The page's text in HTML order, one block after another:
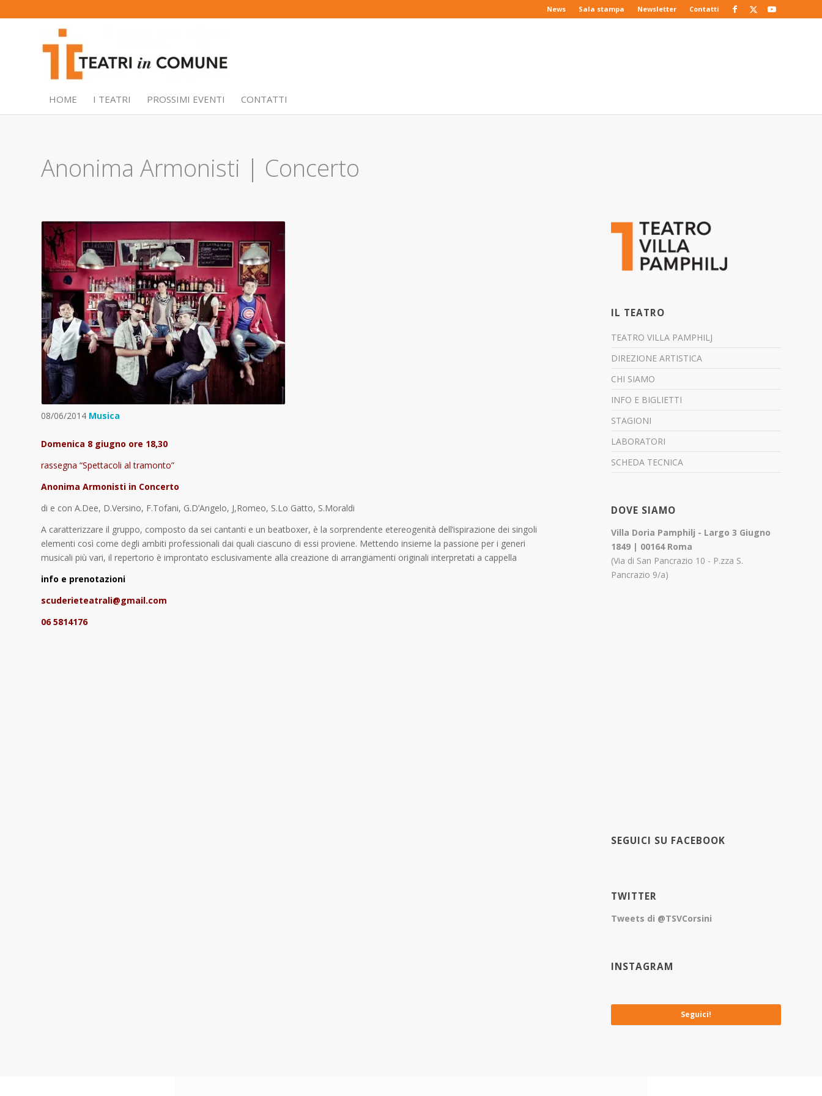
News Sala stampa Newsletter Contatti
HOME I TEATRI PROSSIMI EVENTI CONTATTI
Anonima Armonisti | Concerto
08/06/2014 Musica
Domenica 8 giugno ore 18,30
rassegna “Spettacoli al tramonto”
Anonima Armonisti in Concerto
di e con A.Dee, D.Versino, F.Tofani, G.D’Angelo, J,Romeo, S.Lo Gatto, S.Moraldi
A caratterizzare il gruppo, composto da sei cantanti e un beatboxer, è la sorprendente etereogenità dell’ispirazione dei singoli
elementi così come degli ambiti professionali dai quali ciascuno di essi proviene. Mettendo insieme la passione per i generi
musicali più vari, il repertorio è improntato esclusivamente alla creazione di arrangiamenti originali interpretati a cappella
info e prenotazioni
scuderieteatrali@gmail.com
06 5814176
IL TEATRO
TEATRO VILLA PAMPHILJ
DIREZIONE ARTISTICA
CHI SIAMO
INFO E BIGLIETTI
STAGIONI
LABORATORI
SCHEDA TECNICA
DOVE SIAMO
Villa Doria Pamphilj - Largo 3 Giugno
1849 | 00164 Roma
(Via di San Pancrazio 10 - P.zza S.
Pancrazio 9/a)
SEGUICI SU FACEBOOK
TWITTER
Tweets di @TSVCorsini
INSTAGRAM
Seguici!